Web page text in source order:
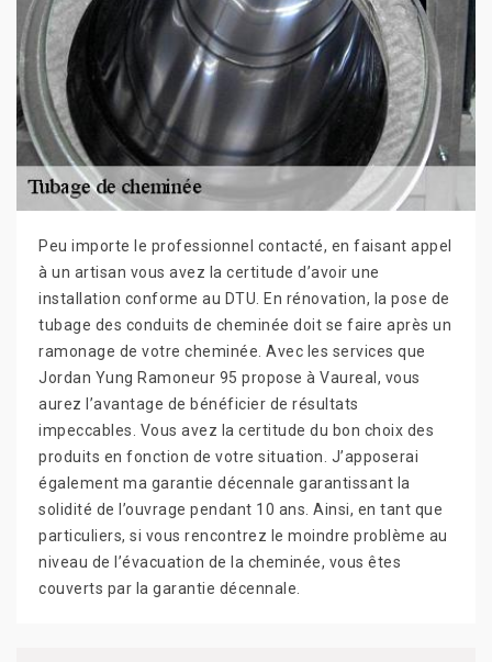
Peu importe le professionnel contacté, en faisant appel
à un artisan vous avez la certitude d’avoir une
installation conforme au DTU. En rénovation, la pose de
tubage des conduits de cheminée doit se faire après un
ramonage de votre cheminée. Avec les services que
Jordan Yung Ramoneur 95 propose à Vaureal, vous
aurez l’avantage de bénéficier de résultats
impeccables. Vous avez la certitude du bon choix des
produits en fonction de votre situation. J’apposerai
également ma garantie décennale garantissant la
solidité de l’ouvrage pendant 10 ans. Ainsi, en tant que
particuliers, si vous rencontrez le moindre problème au
niveau de l’évacuation de la cheminée, vous êtes
couverts par la garantie décennale.